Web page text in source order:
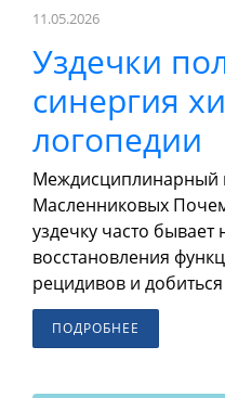
11.05.2026
Уздечки
синергия
логопедии
Междисциплинарный
Масленниковых
уздечку часто бывает
восстановления
рецидивов и
ПОДРОБНЕЕ